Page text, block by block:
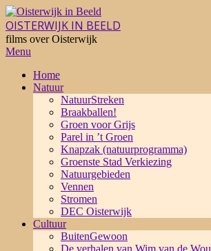
Skip
to
content
OISTERWIJK IN BEELD
films over Oisterwijk
Primary
Menu
Menu
Home
Natuur
NatuurStreken
Braakballen!
Groen voor Grijs
Parel in ’t Groen
Knapzak (natuurprogramma)
Groenste Stad Verkiezing
Natuurgebieden
Vennen
Stromen
DEC Oisterwijk
Cultuur
BuitenGewoon
De verhalen van Wim van de